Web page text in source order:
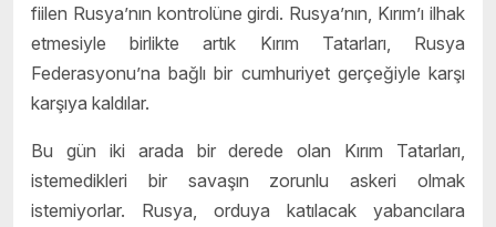
fiilen Rusya’nın kontrolüne girdi. Rusya’nın, Kırım’ı ilhak
etmesiyle birlikte artık Kırım Tatarları, Rusya
Federasyonu’na bağlı bir cumhuriyet gerçeğiyle karşı
karşıya kaldılar.
Bu gün iki arada bir derede olan Kırım Tatarları,
istemedikleri bir savaşın zorunlu askeri olmak
istemiyorlar. Rusya, orduya katılacak yabancılara